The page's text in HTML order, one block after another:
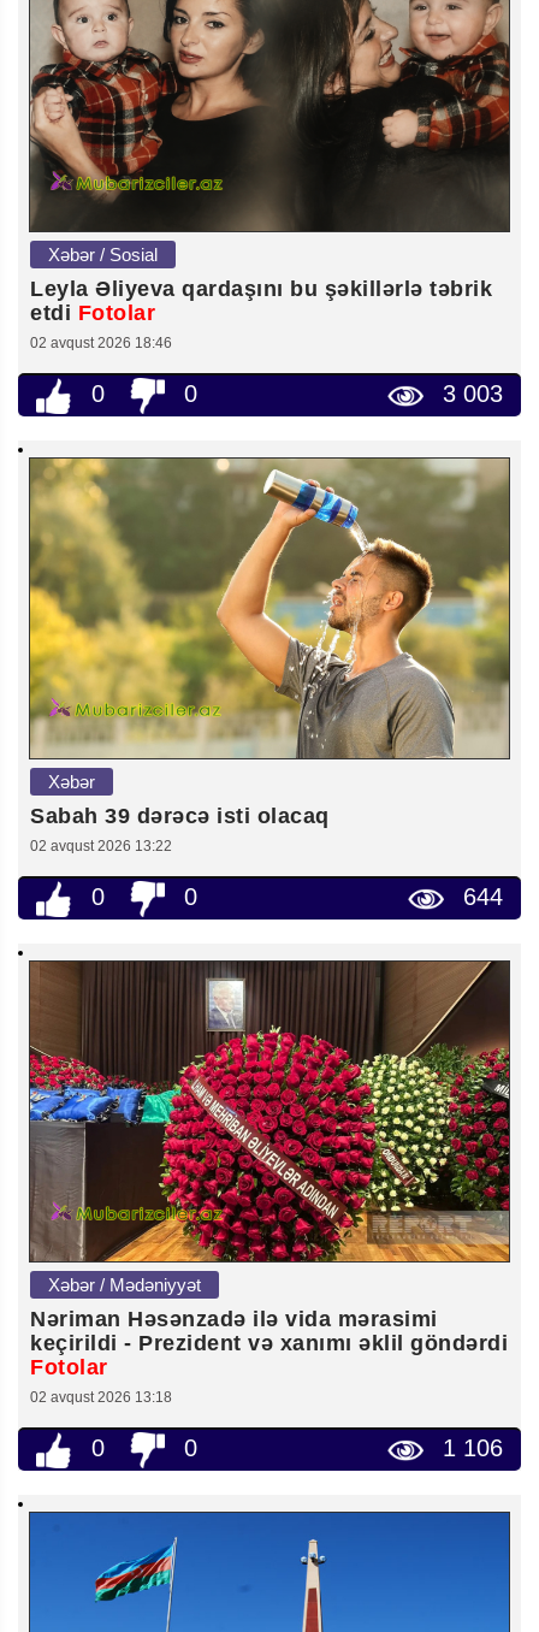
Xəbər / Sosial
Leyla Əliyeva qardaşını bu şəkillərlə təbrik
etdi Fotolar
02 avqust 2026 18:46
0 0 3 003
Xəbər
Sabah 39 dərəcə isti olacaq
02 avqust 2026 13:22
0 0 644
Xəbər / Mədəniyyət
Nəriman Həsənzadə ilə vida mərasimi
keçirildi - Prezident və xanımı əklil göndərdi
Fotolar
02 avqust 2026 13:18
0 0 1 106